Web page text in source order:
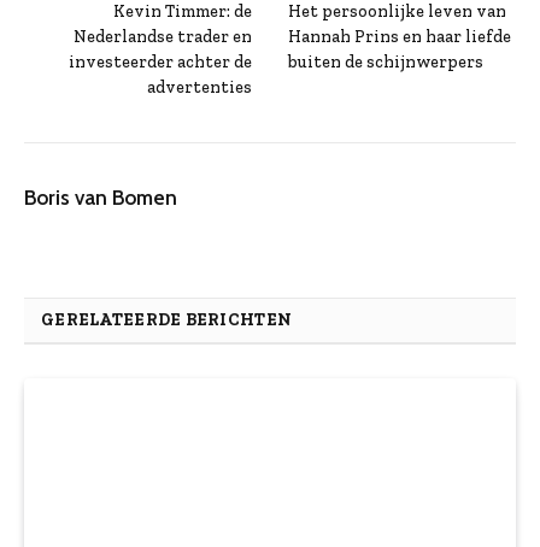
Kevin Timmer: de
Nederlandse trader en
investeerder achter de
advertenties
Het persoonlijke leven van
Hannah Prins en haar liefde
buiten de schijnwerpers
Boris van Bomen
GERELATEERDE BERICHTEN